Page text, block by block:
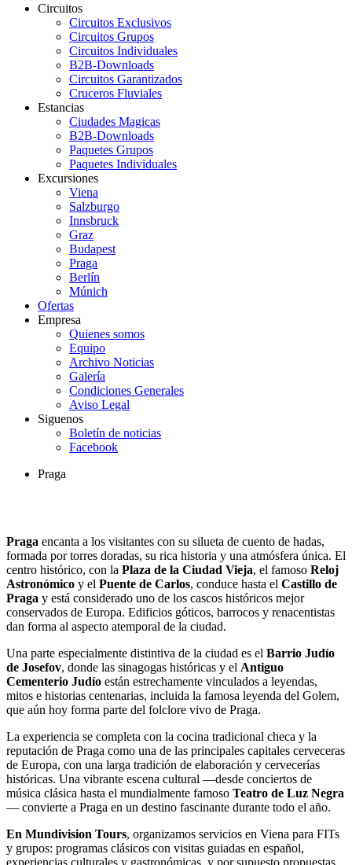
Circuitos
Circuitos Exclusivos
Circuitos Grupos
Circuitos Individuales
B2B-Downloads
Circuitos Garantizados
Cruceros Fluviales
Estancias
Ciudades Magicas
B2B-Downloads
Paquetes Grupos
Paquetes Individuales
Excursiones
Viena
Salzburgo
Innsbruck
Graz
Budapest
Praga
Berlín
Múnich
Ofertas
Empresa
Quienes somos
Equipo
Archivo Noticias
Galería
Condiciones Generales
Aviso Legal
Siguenos
Boletín de noticias
Facebook
Praga
Praga encanta a los visitantes con su silueta de cuento de hadas,
formada por torres doradas, su rica historia y una atmósfera única. El
centro histórico, con la Plaza de la Ciudad Vieja, el famoso Reloj
Astronómico y el Puente de Carlos, conduce hasta el Castillo de
Praga y está considerado uno de los cascos históricos mejor
conservados de Europa. Edificios góticos, barrocos y renacentistas
dan forma al aspecto atemporal de la ciudad.
Una parte especialmente distintiva de la ciudad es el Barrio Judío
de Josefov, donde las sinagogas históricas y el Antiguo
Cementerio Judío están estrechamente vinculados a leyendas,
mitos e historias centenarias, incluida la famosa leyenda del Golem,
que aún hoy forma parte del folclore vivo de Praga.
La experiencia se completa con la cocina tradicional checa y la
reputación de Praga como una de las principales capitales cerveceras
de Europa, con una larga tradición de elaboración y cervecerías
históricas. Una vibrante escena cultural —desde conciertos de
música clásica hasta el mundialmente famoso Teatro de Luz Negra
— convierte a Praga en un destino fascinante durante todo el año.
En Mundivision Tours, organizamos servicios en Viena para FITs
y grupos: programas clásicos con visitas guiadas en español,
experiencias culturales y gastronómicas, y por supuesto propuestas